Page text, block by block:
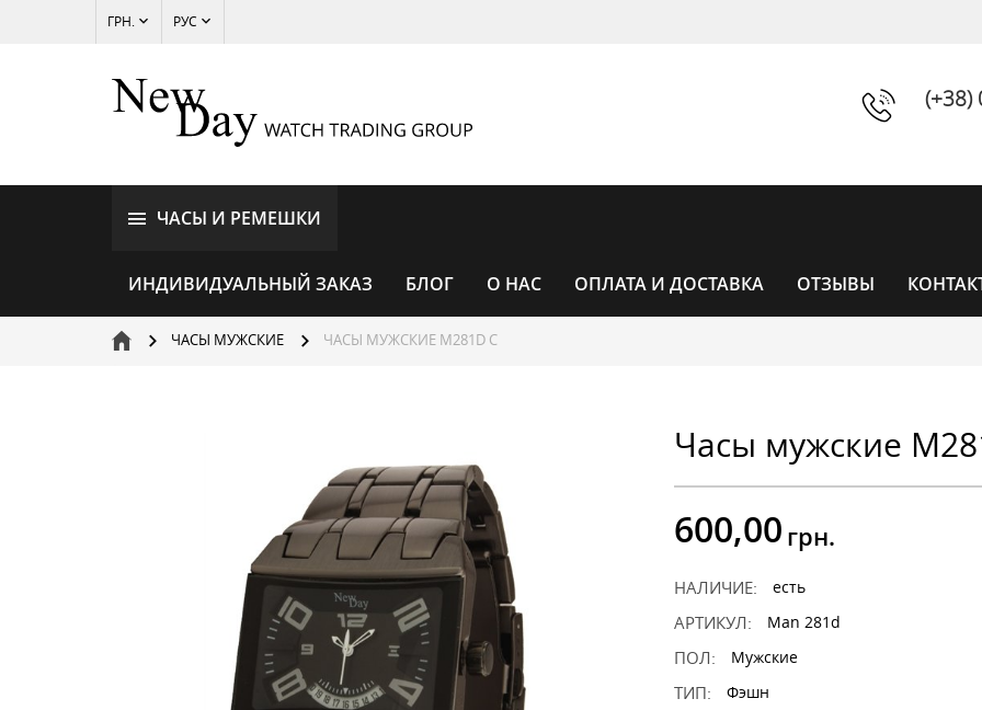
ГРН. РУС
(+38)
ЧАСЫ И РЕМЕШКИ
ИНДИВИДУАЛЬНЫЙ ЗАКАЗ БЛОГ О НАС ОПЛАТА И ДОСТАВКА ОТЗЫВЫ
ЧАСЫ ЖЕНСКИЕ
ЧАСЫ
УНИСЕКС
ЧАСЫ МУЖСКИЕ ЧАСЫ МУЖСКИЕ M281D С
Часы мужские
600,00 грн.
НАЛИЧИЕ: есть
АРТИКУЛ: Man 281d
ПОЛ: Мужские
ТИП: Фэшн